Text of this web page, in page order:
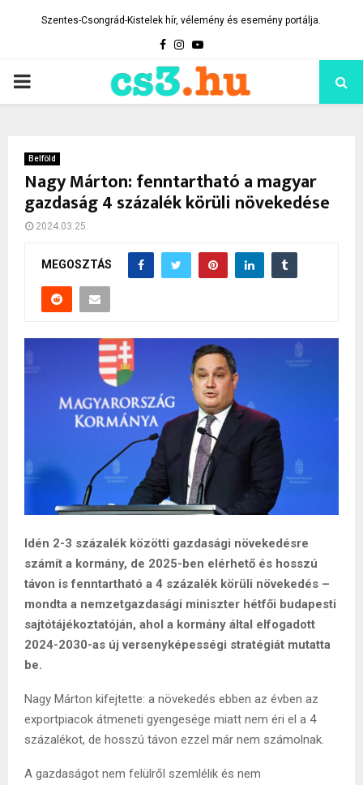
Szentes-Csongrád-Kistelek hír, vélemény és esemény portálja.
Facebook
Instagram
Youtube
PRIMARY
Belföld
Nagy Márton: fenntartható a magyar
gazdaság 4 százalék körüli növekedése
2024.03.25.
MEGOSZTÁS
Idén 2-3 százalék közötti gazdasági növekedésre
számít a kormány, de 2025-ben elérhető és hosszú
távon is fenntartható a 4 százalék körüli növekedés –
mondta a nemzetgazdasági miniszter hétfői budapesti
sajtótájékoztatóján, ahol a kormány által elfogadott
2024-2030-as új versenyképességi stratégiát mutatta
be.
Nagy Márton kifejtette: a növekedés ebben az évben az
exportpiacok átmeneti gyengesége miatt nem éri el a 4
százalékot, de hosszú távon ezzel már nem számolnak.
A gazdaságot nem felülről szemlélik és nem